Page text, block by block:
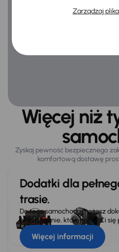
Infotainment
Więcej niż
Zyskaj pewność bezpiecznego
komfortową dostawę
Dodatki dla
trasie.
Do tego samochodu możesz
wyposażenie, które może Ci się
Więcej informacji
Zarządzaj